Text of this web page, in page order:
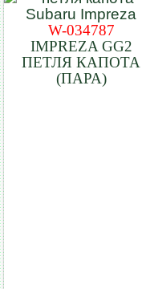
W-034787
IMPREZA GG2
ПЕТЛЯ КАПОТА
(ПАРА)